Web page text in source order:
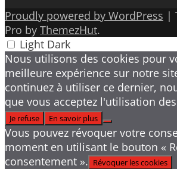
Proudly powered by WordPress |
Pro by ThemezHut.
Light Dark
Nous utilisons des cookies pour
meilleure expérience sur notre
continuez à utiliser ce dernier,
que vous acceptez l'utilisation
Je refuse
En savoir plus
Vous pouvez révoquer votre
moment en utilisant le bouton «
consentement ». Révoquer les cookies